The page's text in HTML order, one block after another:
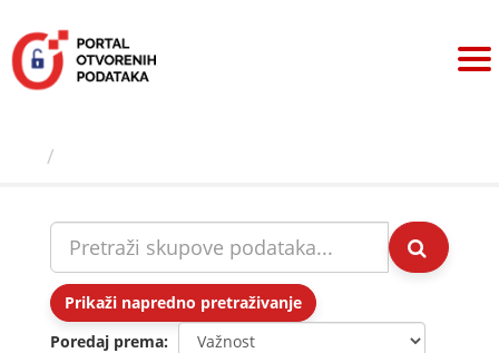
sadržaj
Prikaži napredno pretraživanje
Poredaj prema